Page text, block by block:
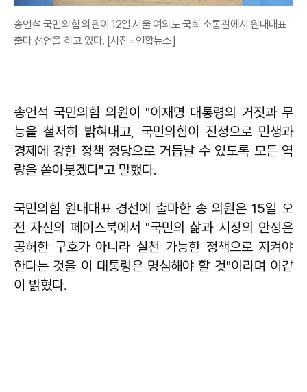
송언석 국민의힘 의원이 12일 서울 여의도 국회 소통관에서 원내대표
출마 선언을 하고 있다. [사진=연합뉴스]
송언석 국민의힘 의원이 "이재명 대통령의 거짓과 무
능을 철저히 밝혀내고, 국민의힘이 진정으로 민생과
경제에 강한 정책 정당으로 거듭날 수 있도록 모든 역
량을 쏟아붓겠다"고 말했다.
국민의힘 원내대표 경선에 출마한 송 의원은 15일 오
전 자신의 페이스북에서 "국민의 삶과 시장의 안정은
공허한 구호가 아니라 실천 가능한 정책으로 지켜야
한다는 것을 이 대통령은 명심해야 할 것"이라며 이같
이 밝혔다.